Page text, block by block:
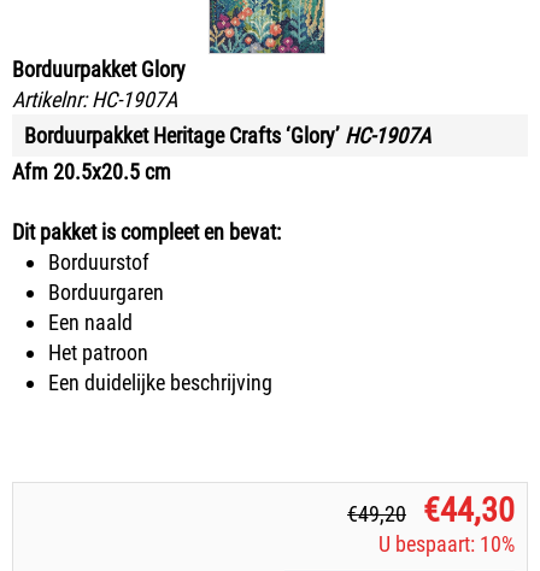
Borduurpakket Glory
Artikelnr: HC-1907A
Borduurpakket Heritage Crafts ‘Glory’ HC-1907A
Afm 20.5x20.5 cm
Dit pakket is compleet en bevat:
Borduurstof
Borduurgaren
Een naald
Het patroon
Een duidelijke beschrijving
€49,20 €44,30
U bespaart: 10%